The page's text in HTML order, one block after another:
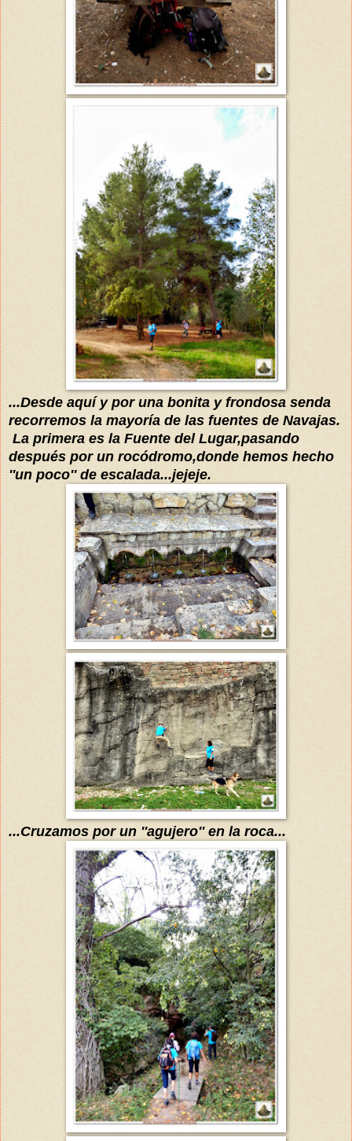
...Desde aquíy por una bonita y frondosa senda
recorremos la mayoría de las fuentes de Navajas.
La primera es la Fuente del Lugar,pasando
después por un rocódromo,donde hemos hecho
''un poco'' de escalada...jejeje.
...Cruzamos por un ''agujero'' en la roca...